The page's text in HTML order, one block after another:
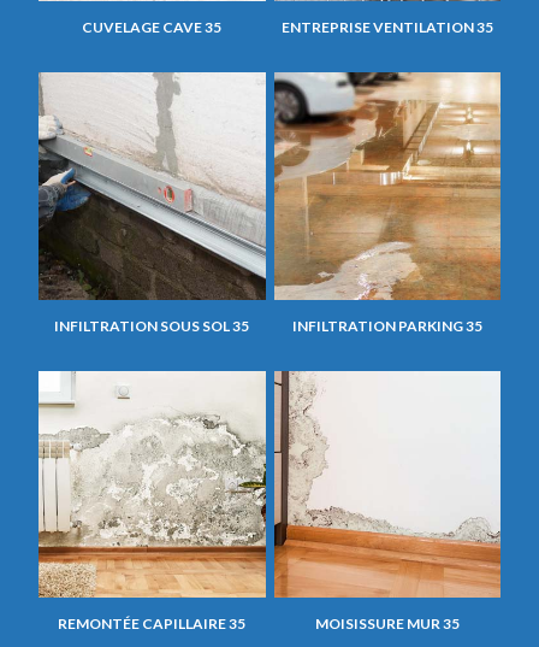
CUVELAGE CAVE 35 ENTREPRISE VENTILATION 35
INFILTRATION SOUS SOL 35 INFILTRATION PARKING 35
REMONTÉE CAPILLAIRE 35 MOISISSURE MUR 35